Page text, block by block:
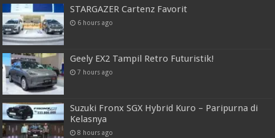
STARGAZER Cartenz Favorit
6 hours ago
Geely EX2 Tampil Retro Futuristik!
7 hours ago
Suzuki Fronx SGX Hybrid Kuro – Paripurna di
Kelasnya
8 hours ago